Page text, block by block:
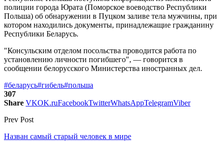
полиции города Юрата (Поморское воеводство Республики
Польша) об обнаружении в Пуцком заливе тела мужчины, при
котором находились документы, принадлежащие гражданину
Республики Беларусь.
"Консульским отделом посольства проводится работа по
установлению личности погибшего", — говорится в
сообщении белорусского Министерства иностранных дел.
#беларусь#гибель#польша
307
Share VKOK.ruFacebookTwitterWhatsAppTelegramViber
Prev Post
Назван самый старый человек в мире